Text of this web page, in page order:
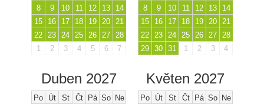
8
9 10 11 12 13
14
15
16 17 18 19 20 21
22 23 24 25 26 27 28
1
2 3 4 5 6 7
8
9 10 11 12 13
14
15
16 17 18 19 20 21
22 23 24 25 26 27 28
29 30 31 1 2 3 4
Duben 2027
Po Út St Čt Pá So Ne
Květen 2027
Po Út St Čt Pá So Ne